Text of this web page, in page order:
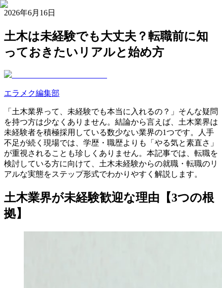
2026年6月16日
土木は未経験でも大丈夫？転職前に知
っておきたいリアルと始め方
エラメク編集部
「土木業界って、未経験でも本当に入れるの？」そんな疑問
を持つ方は少なくありません。結論から言えば、土木業界は
未経験者を積極採用している数少ない業界の1つです。人手
不足が続く現場では、学歴・職歴よりも「やる気と素直さ」
が重視されることも珍しくありません。本記事では、転職を
検討している方に向けて、土木未経験からの就職・転職のリ
アルな実態をステップ形式でわかりやすく解説します。
土木業界が未経験歓迎な理由【3つの根
拠】